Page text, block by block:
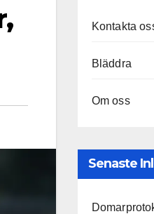
Kontakta
Bläddra
Om oss
Senaste